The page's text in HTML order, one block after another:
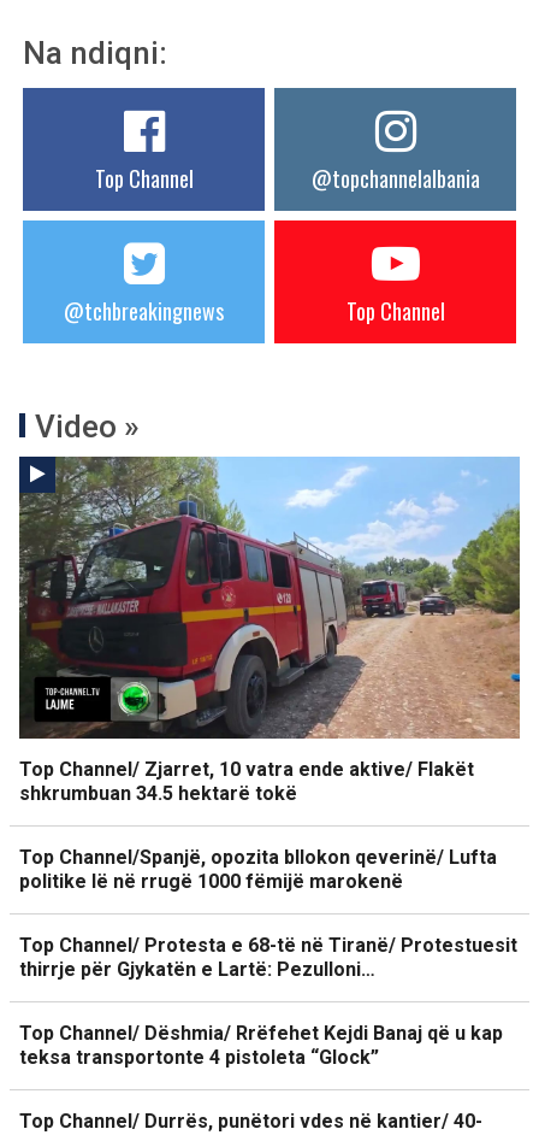
Na ndiqni:
Top Channel @topchannelalbania
@tchbreakingnews Top Channel
Video »
Top Channel/ Zjarret, 10 vatra ende aktive/ Flakët
shkrumbuan 34.5 hektarë tokë
Top Channel/Spanjë, opozita bllokon qeverinë/ Lufta
politike lë në rrugë 1000 fëmijë marokenë
Top Channel/ Protesta e 68-të në Tiranë/ Protestuesit
thirrje për Gjykatën e Lartë: Pezulloni…
Top Channel/ Dëshmia/ Rrëfehet Kejdi Banaj që u kap
teksa transportonte 4 pistoleta “Glock”
Top Channel/ Durrës, punëtori vdes në kantier/ 40-